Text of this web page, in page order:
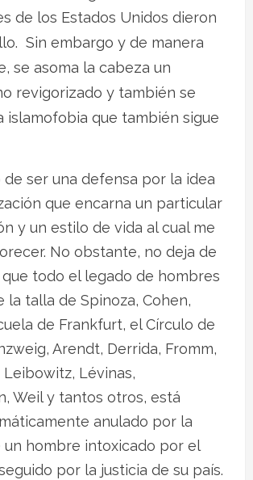
de los Estados Unidos dieron
Sin embargo y de manera
se asoma la cabeza un
revigorizado y también se
islamofobia que también sigue
de ser una defensa por la idea
que encarna un particular
y un estilo de vida al cual me
No obstante, no deja de
todo el legado de hombres
la talla de Spinoza, Cohen,
de Frankfurt, el Círculo de
Arendt, Derrida, Fromm,
Lévinas,
Weil y tantos otros, está
anulado por la
un hombre intoxicado por el
por la justicia de su país.